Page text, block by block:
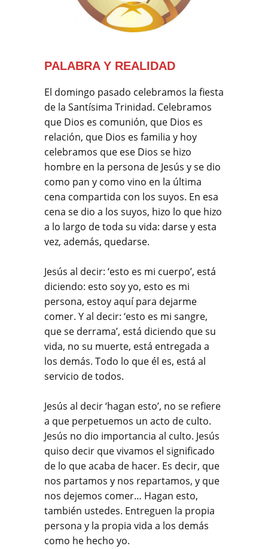
PALABRA Y REALIDAD
El domingo pasado celebramos la fiesta
de la Santísima Trinidad. Celebramos
que Dios es comunión, que Dios es
relación, que Dios es familia y hoy
celebramos que ese Dios se hizo
hombre en la persona de Jesús y se dio
como pan y como vino en la última
cena compartida con los suyos. En esa
cena se dio a los suyos, hizo lo que hizo
a lo largo de toda su vida: darse y esta
vez, además, quedarse.
Jesús al decir: ‘esto es mi cuerpo’, está
diciendo: esto soy yo, esto es mi
persona, estoy aquí para dejarme
comer. Y al decir: ‘esto es mi sangre,
que se derrama’, está diciendo que su
vida, no su muerte, está entregada a
los demás. Todo lo que él es, está al
servicio de todos.
Jesús al decir ‘hagan esto’, no se refiere
a que perpetuemos un acto de culto.
Jesús no dio importancia al culto. Jesús
quiso decir que vivamos el significado
de lo que acaba de hacer. Es decir, que
nos partamos y nos repartamos, y que
nos dejemos comer… Hagan esto,
también ustedes. Entreguen la propia
persona y la propia vida a los demás
como he hecho yo.